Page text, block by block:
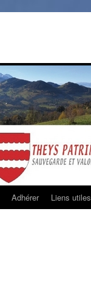
Adhérer Liens utiles